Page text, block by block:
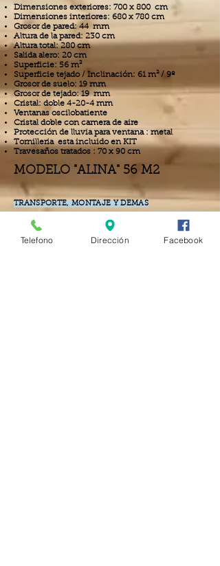
Dimensiones exteriores: 700 x 800 cm
Dimensiones interiores: 680 x 780 cm
Grosor de pared: 44 mm
Altura de la pared: 230 cm
Altura total: 280 cm
Salida alero: 20 cm
Superficie: 56 m²
Superficie tejado / Inclinación: 61 m² / 9º
Grosor de suelo: 19 mm
Grosor de tejado: 19 mm
Cristal: doble 4-20-4 mm
Ventanas oscilobatiente
Cristal doble con camera de aire
Protección de lluvia para ventana : metal
Tornilleria esta incluido en KIT
Travesaños tratados : 70 x 90 cm
MODELO "ALINA" 56 M2
TRANSPORTE, MONTAJE Y DEMAS
INSTALACIONES NO INCLUIDO
Telefono Dirección Facebook